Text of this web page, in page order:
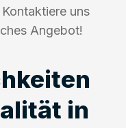
uns
Angebot!
in